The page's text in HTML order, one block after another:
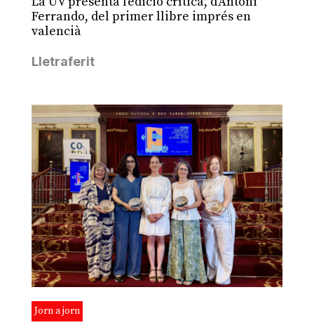
Ferrando, del primer llibre imprés en
valencià
Lletraferit
Jorn a jorn